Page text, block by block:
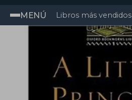
MENÚ Libros más vendidos